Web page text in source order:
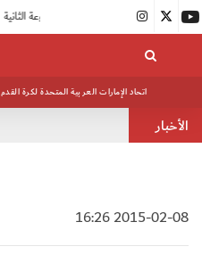
| |
اتحاد الإمارات العربية المتحدة لكرة القدم
الأخبار
2015-02-08 16:26